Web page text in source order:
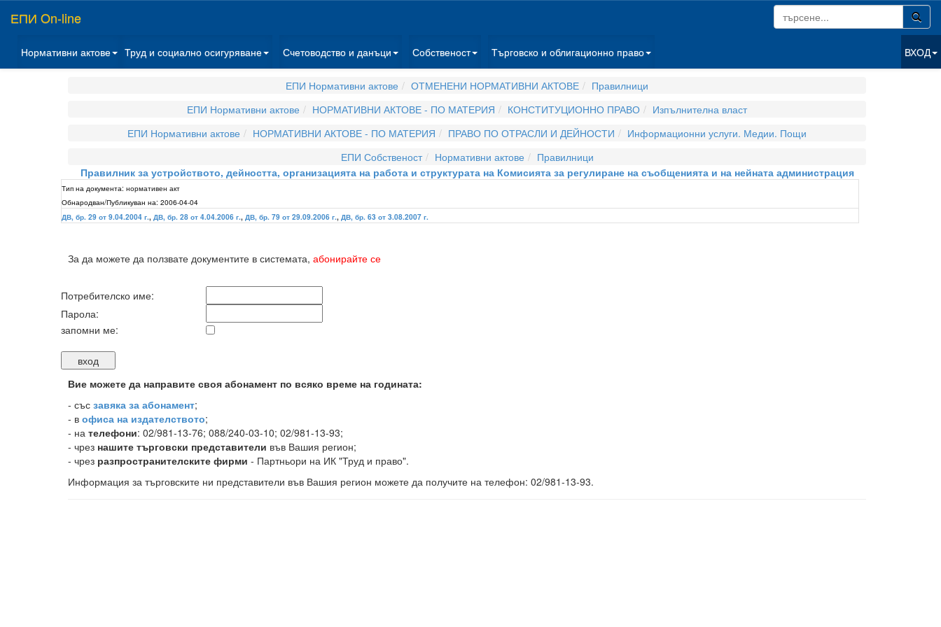
ЕПИ On-line
Нормативни актове Труд и социално осигуряване Счетоводство и данъци Собственост Търговско и облигационно право ВХОД
ЕПИ Нормативни актове ОТМЕНЕНИ НОРМАТИВНИ АКТОВЕ
Правилници
ЕПИ Нормативни актове
НОРМАТИВНИ АКТОВЕ - ПО МАТЕРИЯ КОНСТИТУЦИОННО ПРАВО
Изпълнителна власт
ЕПИ Нормативни актове
НОРМАТИВНИ АКТОВЕ - ПО МАТЕРИЯ ПРАВО ПО ОТРАСЛИ И ДЕЙНОСТИ
Информационни услуги. Медии. Пощи
ЕПИ Собственост
Нормативни актове
Правилници
Правилник за устройството, дейността, организацията на работа и структурата на Комисията за регулиране на съобщенията и на нейната администрация
Тип на документа: нормативен акт
Обнародван/Публикуван на: 2006-04-04
ДВ, бр. 29 от 9.04.2004 г., ДВ, бр. 28 от 4.04.2006 г., ДВ, бр. 79 от 29.09.2006 г., ДВ, бр. 63 от 3.08.2007 г.
За да можете да ползвате документите в системата, абонирайте се
Потребителско име:
Парола:
запомни ме:
Вие можете да направите своя абонамент по всяко време на годината:
- със завяка за абонамент;
- в офиса на издателството;
- на телефони: 02/981-13-76; 088/240-03-10; 02/981-13-93;
- чрез нашите търговски представители във Вашия регион;
- чрез разпространителските фирми - Партньори на ИК "Труд и право".
Информация за търговските ни представители във Вашия регион можете да получите на телефон: 02/981-13-93.